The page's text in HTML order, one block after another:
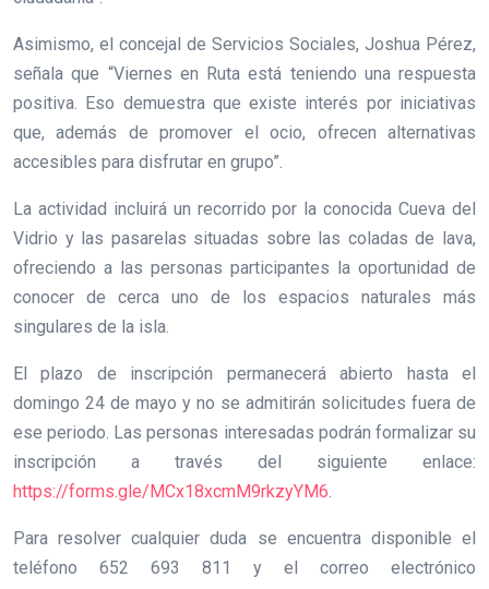
Asimismo, el concejal de Servicios Sociales, Joshua Pérez,
señala que “Viernes en Ruta está teniendo una respuesta
positiva. Eso demuestra que existe interés por iniciativas
que, además de promover el ocio, ofrecen alternativas
accesibles para disfrutar en grupo”.
La actividad incluirá un recorrido por la conocida Cueva del
Vidrio y las pasarelas situadas sobre las coladas de lava,
ofreciendo a las personas participantes la oportunidad de
conocer de cerca uno de los espacios naturales más
singulares de la isla.
El plazo de inscripción permanecerá abierto hasta el
domingo 24 de mayo y no se admitirán solicitudes fuera de
ese periodo. Las personas interesadas podrán formalizar su
inscripción a través del siguiente enlace:
https://forms.gle/MCx18xcmM9rkzyYM6.
Para resolver cualquier duda se encuentra disponible el
teléfono 652 693 811 y el correo electrónico